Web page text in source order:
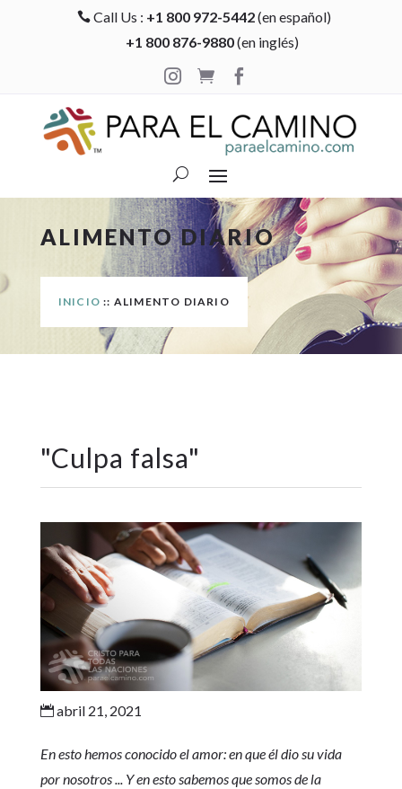
 Call Us : +1 800 972-5442(en español)
+1 800 876-9880(en inglés)

 
ALIMENTO DIARIO
INICIO :: ALIMENTO DIARIO
"Culpa falsa"
abril 21, 2021
En esto hemos conocido el amor: en que él dio su vida
por nosotros ... Y en esto sabemos que somos de la